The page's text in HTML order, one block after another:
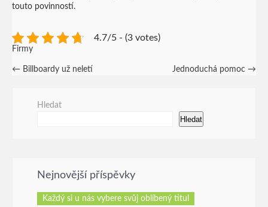
touto povinností.
4.7/5 - (3 votes)
Firmy
Post
← Billboardy už neletí Jednoduchá pomoc →
Hledat
Hledat
Nejnovější příspěvky
Každý si u nás vybere svůj oblíbený titul